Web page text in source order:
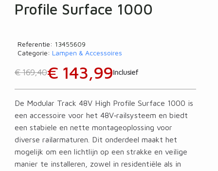
Profile Surface 1000
Referentie
13455609
Categorie
Lampen & Accessoires
€ 169,40€ 143,99Inclusief
De Modular Track 48V High Profile Surface 1000 is
een accessoire voor het 48V‑railsysteem en biedt
een stabiele en nette montageoplossing voor
diverse railarmaturen. Dit onderdeel maakt het
mogelijk om een lichtlijn op een strakke en veilige
manier te installeren, zowel in residentiële als in